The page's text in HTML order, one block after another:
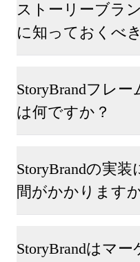
ストーリーブラ
に知っておくべ
StoryBrandフレー
は何ですか？
StoryBrandの実
間がかかります
StoryBrandはマ